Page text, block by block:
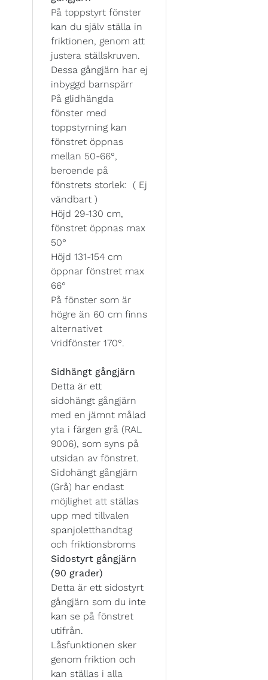
På toppstyrt fönster
kan du själv ställa in
friktionen, genom att
justera ställskruven.
Dessa gångjärn har ej
inbyggd barnspärr
På glidhängda
fönster med
toppstyrning kan
fönstret öppnas
mellan 50-66°,
beroende på
fönstrets storlek: ( Ej
vändbart )
Höjd 29-130 cm,
fönstret öppnas max
50°
Höjd 131-154 cm
öppnar fönstret max
66°
På fönster som är
högre än 60 cm finns
alternativet
Vridfönster 170°.
Sidhängt gångjärn
Detta är ett
sidohängt gångjärn
med en jämnt målad
yta i färgen grå (RAL
9006), som syns på
utsidan av fönstret.
Sidohängt gångjärn
(Grå) har endast
möjlighet att ställas
upp med tillvalen
spanjoletthandtag
och friktionsbroms
Sidostyrt gångjärn
(90 grader)
Detta är ett sidostyrt
gångjärn som du inte
kan se på fönstret
utifrån.
Låsfunktionen sker
genom friktion och
kan ställas i alla